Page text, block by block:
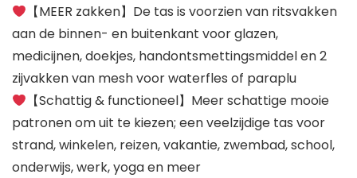
【MEER zakken】De tas is voorzien van ritsvakken
aan de binnen- en buitenkant voor glazen,
medicijnen, doekjes, handontsmettingsmiddel en 2
zijvakken van mesh voor waterfles of paraplu
【Schattig & functioneel】Meer schattige mooie
patronen om uit te kiezen; een veelzijdige tas voor
strand, winkelen, reizen, vakantie, zwembad, school,
onderwijs, werk, yoga en meer